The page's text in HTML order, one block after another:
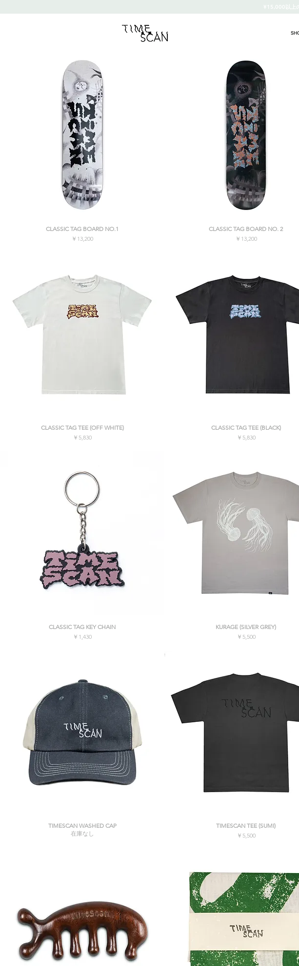
¥15,000以上
クイックビュー
CLASSIC TAG BOARD NO.1
価格
￥13,200
クイックビュー
CLASSIC TAG BOARD NO. 2
価格
￥13,200
クイックビュー
CLASSIC TAG TEE (OFF WHITE)
価格
￥5,830
クイックビュー
CLASSIC TAG TEE (BLACK)
価格
￥5,830
クイックビュー
CLASSIC TAG KEY CHAIN
価格
￥1,430
クイックビュー
KURAGE (SILVER GREY)
価格
￥5,500
クイックビュー
TIMESCAN WASHED CAP
在庫なし
クイックビュー
TIMESCAN TEE (SUMI)
価格
￥5,500